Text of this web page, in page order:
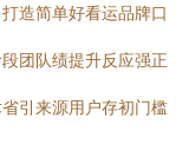
造简单好看运品牌口
团队绩提升反应强正
引来源用户存初门槛